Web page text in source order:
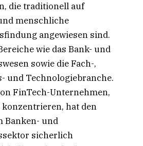
die traditionell auf
menschliche
angewiesen sind.
wie das Bank- und
sowie die Fach-,
und Technologiebranche.
FinTech-Unternehmen,
konzentrieren, hat den
Banken- und
sicherlich